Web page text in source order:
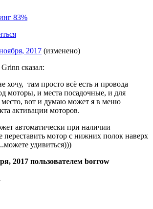
83%
2017 (изменено)
сказал:
хочу, там просто всё есть и провода
моторы, и места посадочные, и для
место, вот и думаю может я в меню
активации моторов.
автоматически при наличии
переставить мотор с нижних полок наверх
удивиться)))
2017 пользователем borrow